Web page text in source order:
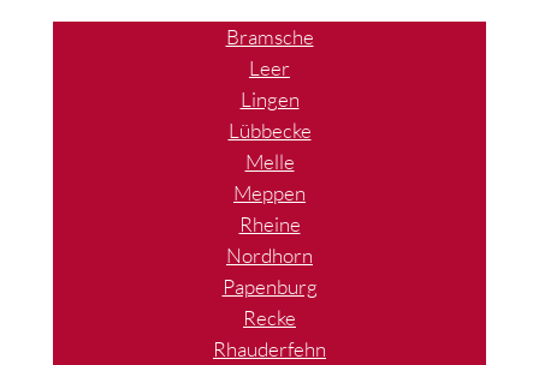
Bramsche
Leer
Lingen
Lübbecke
Melle
Meppen
Rheine
Nordhorn
Papenburg
Recke
Rhauderfehn